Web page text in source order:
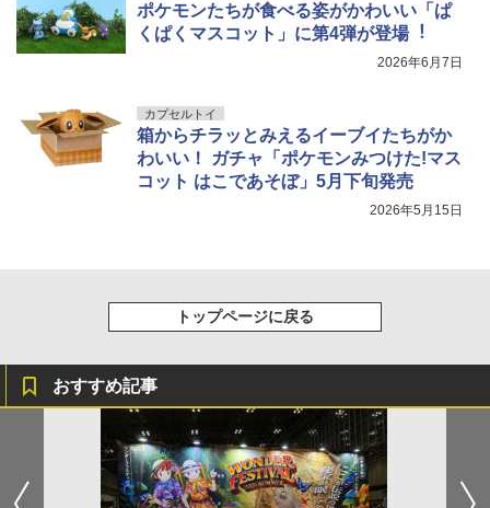
ポケモンたちが食べる姿がかわいい「ぱ
くぱくマスコット」に第4弾が登場︕
2026年6月7日
カプセルトイ
箱からチラッとみえるイーブイたちがか
わいい！ ガチャ「ポケモンみつけた!マス
コット はこであそぼ」5月下旬発売
2026年5月15日
トップページに戻る
おすすめ記事